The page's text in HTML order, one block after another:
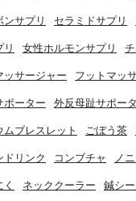
ンサプリ セラミドサプリ
リ 女性ホルモンサプリ
ッサージャー フットマッ
ポーター 外反母趾サポー
ムブレスレット ごぼう茶
ドリンク コンブチャ ノ
ネッククーラー 鍼シ